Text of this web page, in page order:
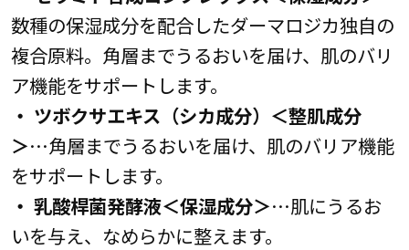
数種の保湿成分を配合したダーマロジカ独自の
複合原料。角層までうるおいを届け、肌のバリ
ア機能をサポートします。
・ ツボクサエキス（シカ成分）＜整肌成分
＞…角層までうるおいを届け、肌のバリア機能
をサポートします。
・ 乳酸桿菌発酵液＜保湿成分＞…肌にうるお
いを与え、なめらかに整えます。